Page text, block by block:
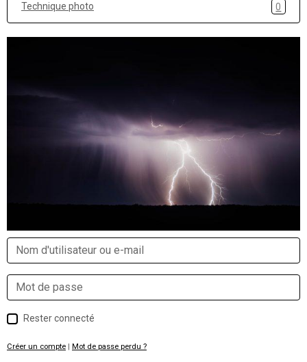
Technique photo 0
Rester connecté
Créer un compte Mot de passe perdu ?